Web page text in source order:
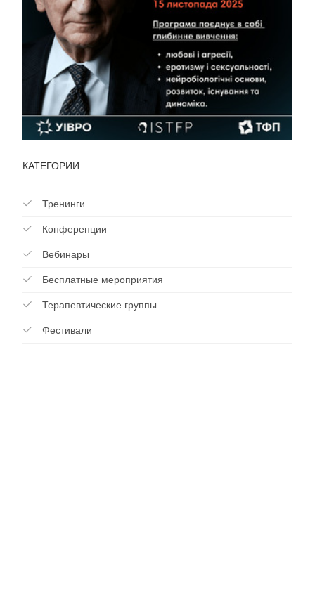
КАТЕГОРИИ
Тренинги
Конференции
Вебинары
Бесплатные мероприятия
Терапевтические группы
Фестивали